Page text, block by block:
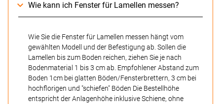
Wie kann ich Fenster für Lamellen messen?
Wie Sie die Fenster für Lamellen messen hängt vom
gewählten Modell und der Befestigung ab. Sollen die
Lamellen bis zum Boden reichen, ziehen Sie je nach
Bodenmaterial 1 bis 3 cm ab. Empfohlener Abstand zum
Boden 1cm bei glatten Böden/Fensterbrettern, 3 cm bei
hochflorigen und "schiefen" Böden Die Bestellhöhe
entspricht der Anlagenhöhe inklusive Schiene, ohne